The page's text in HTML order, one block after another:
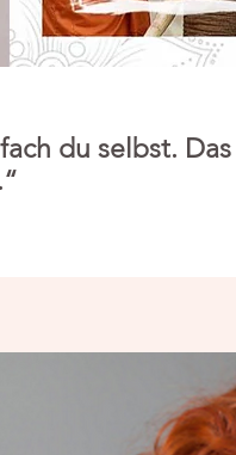
du selbst.